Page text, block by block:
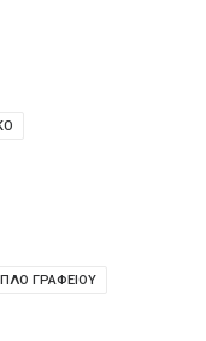
ΓΡΑΦΕΙΟΥ